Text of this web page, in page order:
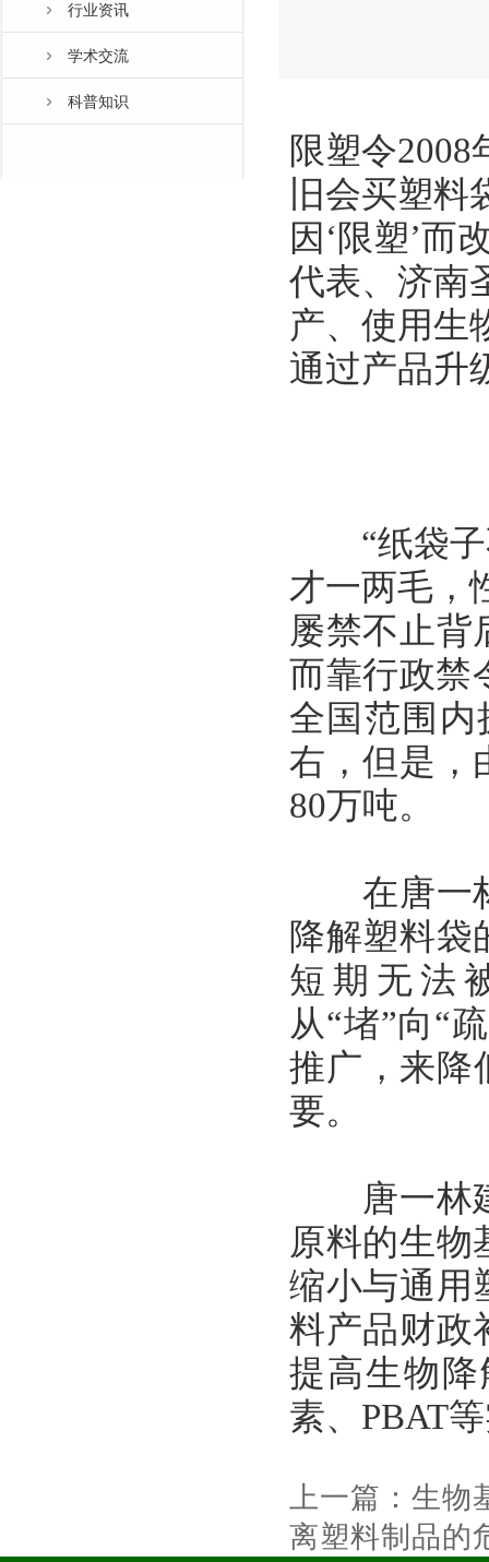
行业资讯
学术交流
科普知识
限塑令
旧会买塑
因‘限塑’而
代表、济南
产、使用生
通过产品升
“纸袋子
才一两毛，
屡禁不止背
而靠行政禁
全国范围内
右，但是，
80万吨。
在唐一林
降解塑料袋
短期无法
从“堵”向“
推广，来降
要。
唐一林建
原料的生物
缩小与通用
料产品财政
提高生物
素、PBAT
上一篇： 生物
离塑料制品的